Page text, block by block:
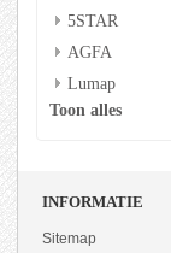
5STAR
AGFA
Lumap
Toon alles
INFORMATIE
Sitemap